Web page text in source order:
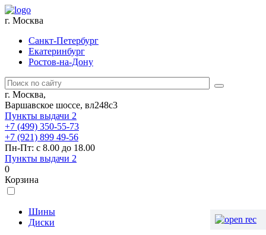
г. Москва
Санкт-Петербург
Екатеринбург
Ростов-на-Дону
г. Москва,
Варшавское шоссе, вл248с3
Пункты выдачи 2
+7 (499) 350-55-73
+7 (921) 899 49-56
Пн-Пт: с 8.00 до 18.00
Пункты выдачи 2
0
Корзина
Шины
Диски